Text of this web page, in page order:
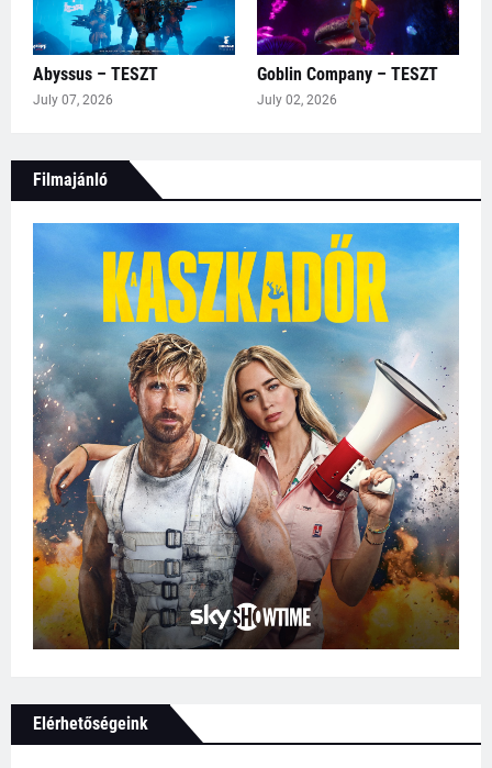
Abyssus – TESZT
July 07, 2026
Goblin Company – TESZT
July 02, 2026
Filmajánló
Elérhetőségeink